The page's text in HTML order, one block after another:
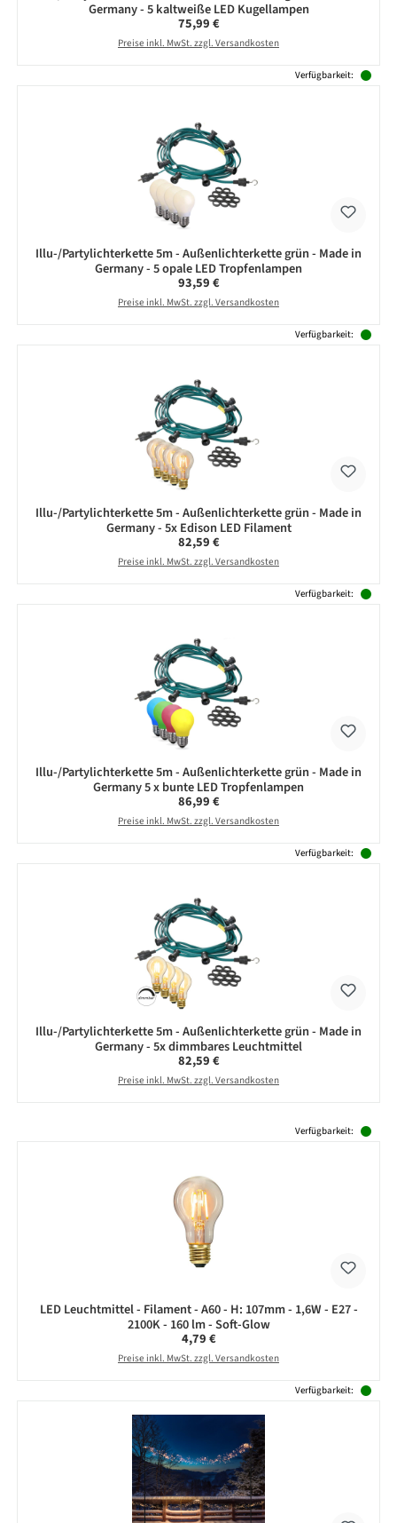
Germany - 5 kaltweiße LED Kugellampen
Regulärer Preis:
75,99 €
Preise inkl. MwSt. zzgl. Versandkosten
Verfügbarkeit:
Illu-/Partylichterkette 5m - Außenlichterkette grün - Made in
Germany - 5 opale LED Tropfenlampen
Regulärer Preis:
93,59 €
Preise inkl. MwSt. zzgl. Versandkosten
Verfügbarkeit:
Illu-/Partylichterkette 5m - Außenlichterkette grün - Made in
Germany - 5x Edison LED Filament
Regulärer Preis:
82,59 €
Preise inkl. MwSt. zzgl. Versandkosten
Verfügbarkeit:
Illu-/Partylichterkette 5m - Außenlichterkette grün - Made in
Germany 5 x bunte LED Tropfenlampen
Regulärer Preis:
86,99 €
Preise inkl. MwSt. zzgl. Versandkosten
Verfügbarkeit:
Illu-/Partylichterkette 5m - Außenlichterkette grün - Made in
Germany - 5x dimmbares Leuchtmittel
Regulärer Preis:
82,59 €
Preise inkl. MwSt. zzgl. Versandkosten
Verfügbarkeit:
LED Leuchtmittel - Filament - A60 - H: 107mm - 1,6W - E27 -
2100K - 160 lm - Soft-Glow
Regulärer Preis:
4,79 €
Preise inkl. MwSt. zzgl. Versandkosten
Verfügbarkeit: